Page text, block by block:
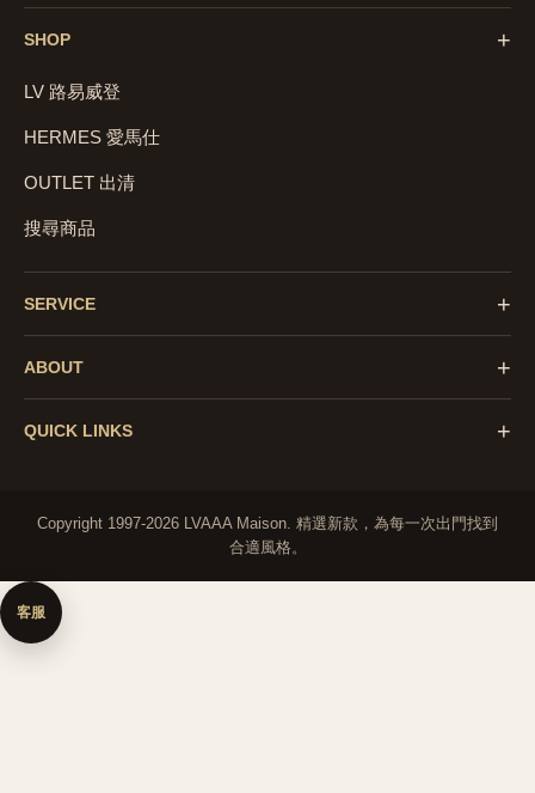
SHOP +
LV 路易威登
HERMES 愛馬仕
OUTLET 出清
搜尋商品
SERVICE +
ABOUT +
QUICK LINKS +
Copyright 1997-2026 LVAAA Maison. 精選新款，為每一次出門找到
合適風格。